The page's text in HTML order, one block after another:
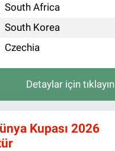
South Africa
South Korea
Czechia
Detaylar için tıklayın
Kupası 2026